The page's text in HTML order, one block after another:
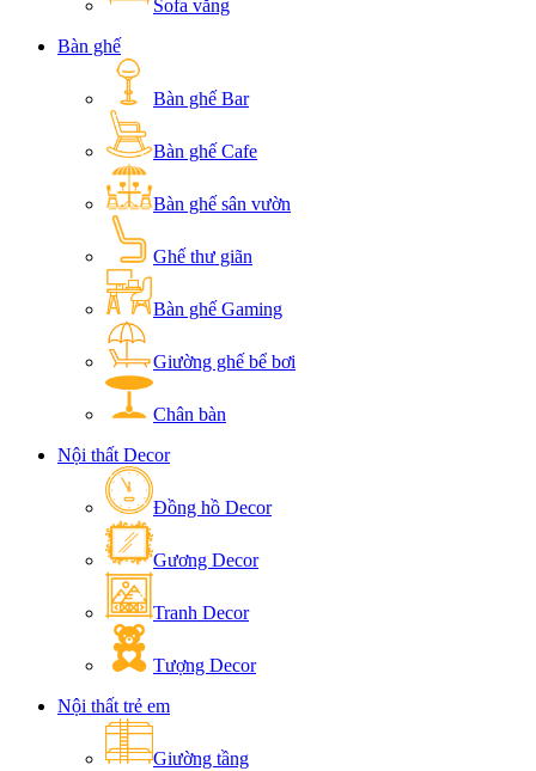
Sofa văng
Bàn ghế
Bàn ghế Bar
Bàn ghế Cafe
Bàn ghế sân vườn
Ghế thư giãn
Bàn ghế Gaming
Giường ghế bể bơi
Chân bàn
Nội thất Decor
Đồng hồ Decor
Gương Decor
Tranh Decor
Tượng Decor
Nội thất trẻ em
Giường tầng